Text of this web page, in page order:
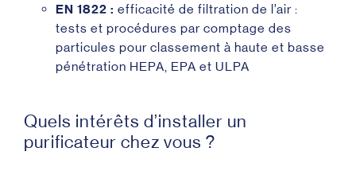
EN 1822 : efficacité de filtration de l’air :
tests et procédures par comptage des
particules pour classement à haute et basse
pénétration HEPA, EPA et ULPA
Quels intérêts d’installer un
purificateur chez vous ?